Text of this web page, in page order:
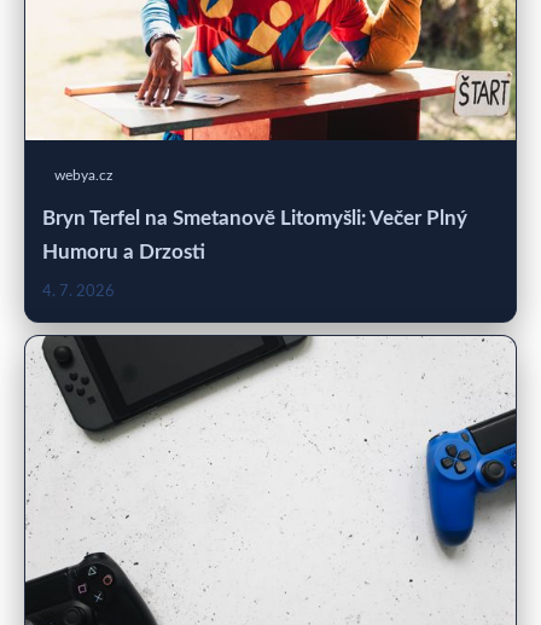
webya.cz
Bryn Terfel na Smetanově Litomyšli: Večer Plný
Humoru a Drzosti
4. 7. 2026